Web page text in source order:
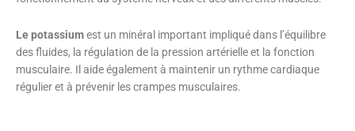
Le potassiumest un minéral important impliqué dans l’équilibre
des fluides, la régulation de la pression artérielle et la fonction
musculaire. Il aide également à maintenir un rythme cardiaque
régulier et à prévenir les crampes musculaires.